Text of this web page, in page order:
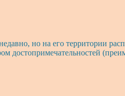
но на его территории
достопримечательностей